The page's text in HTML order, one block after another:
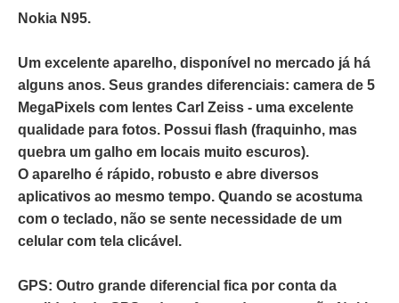
Nokia N95.
Um excelente aparelho, disponível no mercado já há
alguns anos. Seus grandes diferenciais: camera de 5
MegaPixels com lentes Carl Zeiss - uma excelente
qualidade para fotos. Possui flash (fraquinho, mas
quebra um galho em locais muito escuros).
O aparelho é rápido, robusto e abre diversos
aplicativos ao mesmo tempo. Quando se acostuma
com o teclado, não se sente necessidade de um
celular com tela clicável.
GPS: Outro grande diferencial fica por conta da